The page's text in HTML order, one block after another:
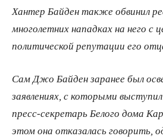
Хантер Байден также обвинил
многолетних нападках на него с
политической репутации его
Сам Джо Байден заранее был
заявлениях, с которыми
пресс-секретарь Белого дома
этом она отказалась говорить,